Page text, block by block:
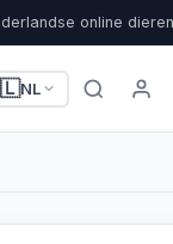
online
NL